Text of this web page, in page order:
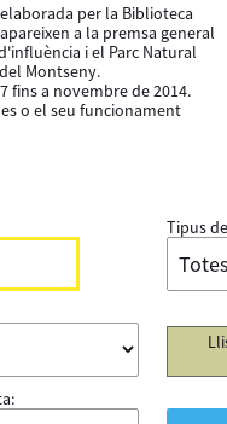
per la Biblioteca
a la premsa general
i el Parc Natural
Montseny.
fins a novembre de 2014.
o el seu funcionament
Tipus